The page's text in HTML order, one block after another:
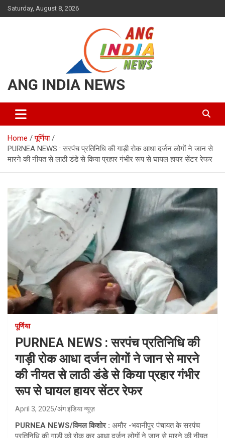
Skip
to
Saturday, August 8, 2026
ANG INDIA NEWS
Home
पूर्णिया
PURNEA NEWS : सरपंच प्रतिनिधि की गाड़ी रोक आधा दर्जन लोगों ने जान से
मारने की नीयत से लाठी डंडे से किया प्रहार गंभीर रूप से घायल हायर सेंटर रेफर
पूर्णिया
PURNEA NEWS : सरपंच प्रतिनिधि की
गाड़ी रोक आधा दर्जन लोगों ने जान से मारने
की नीयत से लाठी डंडे से किया प्रहार गंभीर
रूप से घायल हायर सेंटर रेफर
April 3, 2025 अंग इंडिया न्यूज़
PURNEA NEWS/विमल किशोर : अमौर -भवानीपुर पंचायत के सरपंच
प्रतिनिधि की गाड़ी को रोक कर आधा दर्जन लोगों ने जान से मारने की नीयत